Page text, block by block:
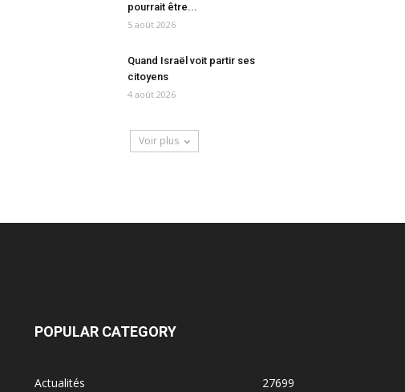
pourrait être...
5 août 2026
Quand Israël voit partir ses
citoyens
4 août 2026
Voir plus
POPULAR CATEGORY
Actualités
27699